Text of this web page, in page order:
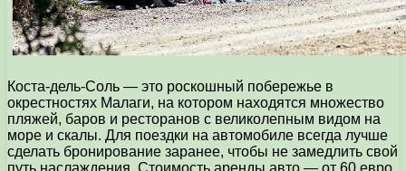
Коста-дель-Соль — это роскошный побережье в
окрестностях Малаги, на котором находятся множество
пляжей, баров и ресторанов с великолепным видом на
море и скалы. Для поездки на автомобиле всегда лучше
сделать бронирование заранее, чтобы не замедлить свой
путь наслаждения. Стоимость аренды авто — от 60 евро